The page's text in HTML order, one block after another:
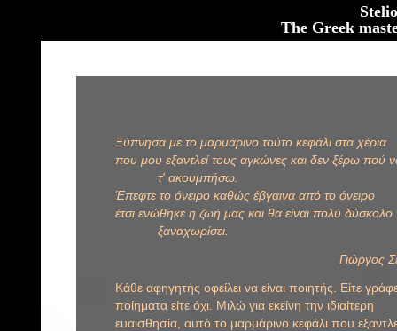
The Greek
Ξύπνησα με το μαρμάρινο τούτο κεφάλι στα χέρια
που μου εξαντλεί τους αγκώνες και δεν ξέρω πού
τ' ακουμπήσω.
Έπεφτε το όνειρο καθώς έβγαινα από το όνειρο
έτσι ενώθηκε η ζωή μας και θα είναι πολύ
ξαναχωρίσει.
Γιώργος
Κάθε αφηγητής οφείλει να είναι ποιητής. Είτε
ποίηματα είτε όχι. Μιλώ για εκείνη την ιδιαίτερη
ευαισθησία, αυτό το μαρμάρινο κεφάλι που